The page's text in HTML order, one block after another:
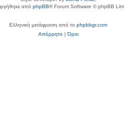
από phpBB® Forum Software © phpBB
Ελληνική μετάφραση από το phpbbgr.com
Απόρρητο|Όροι